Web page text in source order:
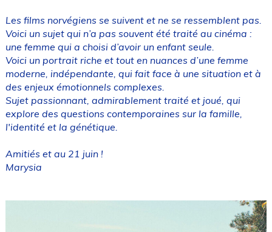
Les films norvégiens se suivent et ne se ressemblent pas.
Voici un sujet qui n’a pas souvent été traité au cinéma :
une femme qui a choisi d’avoir un enfant seule.
Voici un portrait riche et tout en nuances d’une femme
moderne, indépendante, qui fait face à une situation et à
des enjeux émotionnels complexes.
Sujet passionnant, admirablement traité et joué, qui
explore des questions contemporaines sur la famille,
l'identité et la génétique.
Amitiés et au 21 juin !
Marysia